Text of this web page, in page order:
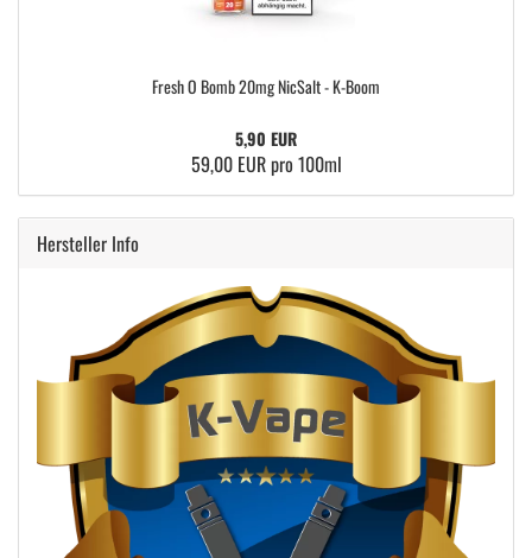
Fresh O Bomb 20mg NicSalt - K-Boom
5,90 EUR
59,00 EUR pro 100ml
Hersteller Info